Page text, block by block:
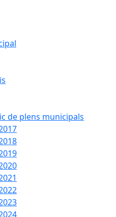
de plens municipals